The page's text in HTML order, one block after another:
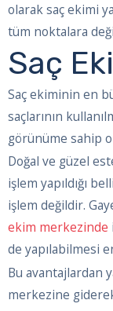
olarak saç ekimi
tüm noktalara
Saç
Saç ekiminin en
saçlarının
görünüme sahip
Doğal ve güzel
işlem yapıldığı
işlem değildir.
ekim merkezinde
de yapılabilmesi
Bu avantajlardan
merkezine